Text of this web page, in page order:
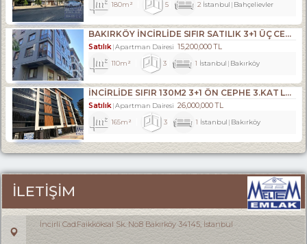
180m² 5 2 İstanbul Bahçelievler
BAKIRKÖY İNCİRLİDE SIFIR SATILIK 3+1 ÜÇ CEPHELİ ARA KAT
Satılık Apartman Dairesi 15,200,000 TL
110m² 3 1 İstanbul Bakırköy
İNCİRLİDE SIFIR 130M2 3+1 ÖN CEPHE 3.KAT LÜKS DAİRE
Satılık Apartman Dairesi 26,000,000 TL
165m² 3 1 İstanbul Bakırköy
İLETİŞİM
İncirli Cad.Faikköksal Sk. No:8 Bakırköy 34145, İstanbul